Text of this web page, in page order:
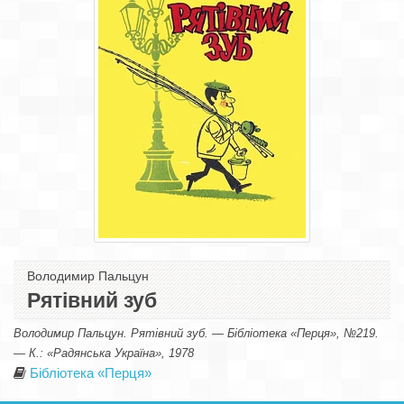
Володимир Пальцун
Рятівний зуб
Володимир Пальцун. Рятівний зуб. — Бібліотека «Перця», №219.
— К.: «Радянська Україна», 1978
Бібліотека «Перця»